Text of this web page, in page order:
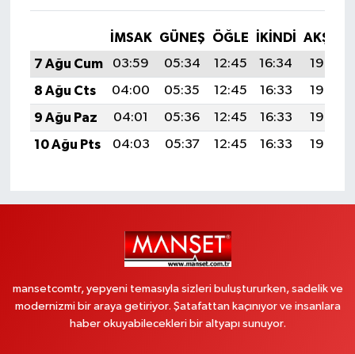
İMSAK GÜNEŞ ÖĞLE İKINDI
AKŞAM
7 Ağu Cum
03:59 05:34 12:45 16:34
19:46
8 Ağu Cts
04:00 05:35 12:45 16:33
19:45
9 Ağu Paz
04:01 05:36 12:45 16:33
19:44
10 Ağu Pts
04:03 05:37 12:45 16:33 19:42
mansetcomtr, yepyeni temasıyla sizleri buluştururken, sadelik ve
modernizmi bir araya getiriyor. Şatafattan kaçınıyor ve insanlara
haber okuyabilecekleri bir altyapı sunuyor.